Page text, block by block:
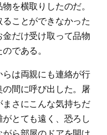
を横取りしたのだ。
ことができなかった
だけ受け取って品物
である。
は両親にも連絡が行
間に呼び出した。屠
まさにこんな気持ちだ
とても遠く、恐ろし